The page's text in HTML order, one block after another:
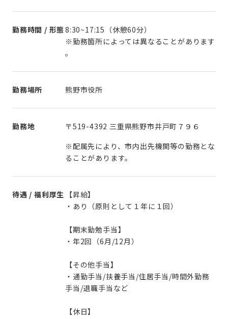
勤務時間 / 形態8:30~17:15（休憩60分）
※勤務箇所によっては異なることがあります
。
勤務場所 熊野市役所
勤務地
〒519-4392 三重県熊野市井戸町７９６
※配属先により、市内出先機関等の勤務とな
ることがあります。
待遇 / 福利厚生 【昇給】
・あり（原則として１年に１回）
【期末勤勉手当】
・年2回（6月/12月）
【その他手当】
・通勤手当/扶養手当/住居手当/時間外勤務
手当/退職手当など
【休日】